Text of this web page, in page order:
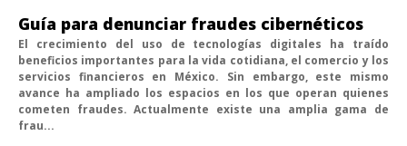
Guía para denunciar fraudes cibernéticos
El crecimiento del uso de tecnologías digitales ha traído
beneficios importantes para la vida cotidiana, el comercio y los
servicios financieros en México. Sin embargo, este mismo
avance ha ampliado los espacios en los que operan quienes
cometen fraudes. Actualmente existe una amplia gama de
frau...